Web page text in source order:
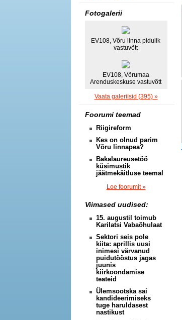
Fotogalerii
EV108, Võru linna pidulik
vastuvõtt
EV108, Võrumaa
Arenduskeskuse vastuvõtt
Vaata galeriisid (395) »
Foorumi teemad
Riigireform
Kes on olnud parim
Võru linnapea?
Bakalaureusetöö
küsimustik
jäätmekäitluse teemal
Loe foorumit »
Viimased uudised:
15. augustil toimub
Karilatsi Vabaõhulaat
Sektori seis pole
kiita: aprillis uusi
inimesi värvanud
puidutööstus jagas
juunis
kiirkoondamise
teateid
Ülemsootska sai
kandideerimiseks
tuge haruldasest
nastikust